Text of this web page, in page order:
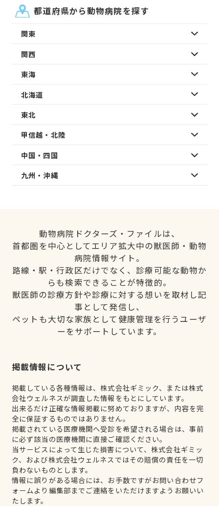
都道府県から動物病院を探す
関東
関西
東海
北海道
東北
甲信越・北陸
中国・四国
九州・沖縄
動物病院ドクターズ・ファイルは、
首都圏を中心としてエリア拡大中の獣医師・動物
病院情報サイト。
路線・駅・行政区だけでなく、診療可能な動物か
らも検索できることが特徴的。
獣医師の診療方針や診療に対する想いを取材し記
事として発信し、
ペットも大切な家族として健康管理を行うユーザ
ーをサポートしています。
掲載情報について
掲載している各種情報は、株式会社ギミック、または株式
会社ウェルネスが調査した情報をもとにしています。
出来るだけ正確な情報掲載に努めておりますが、内容を完
全に保証するものではありません。
掲載されている医療機関へ受診を希望される場合は、事前
に必ず該当の医療機関に直接ご確認ください。
当サービスによって生じた損害について、株式会社ギミッ
ク、および株式会社ウェルネスではその賠償の責任を一切
負わないものとします。
情報に誤りがある場合には、お手数ですがお問い合わせフ
ォームより編集部までご連絡をいただけますようお願いい
たします。